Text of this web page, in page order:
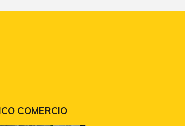
COMERCIO